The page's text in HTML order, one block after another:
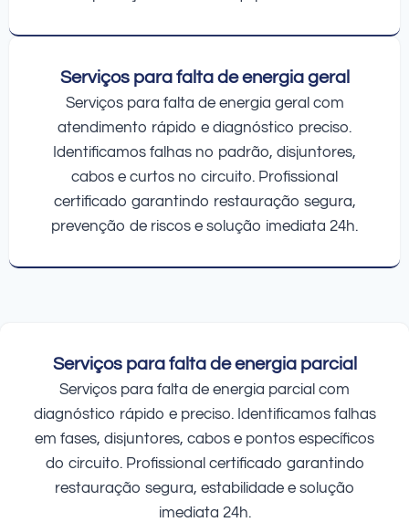
Serviços para falta de energia geral
Serviços para falta de energia geral com
atendimento rápido e diagnóstico preciso.
Identificamos falhas no padrão, disjuntores,
cabos e curtos no circuito. Profissional
certificado garantindo restauração segura,
prevenção de riscos e solução imediata 24h.
Serviços para falta de energia parcial
Serviços para falta de energia parcial com
diagnóstico rápido e preciso. Identificamos falhas
em fases, disjuntores, cabos e pontos específicos
do circuito. Profissional certificado garantindo
restauração segura, estabilidade e solução
imediata 24h.